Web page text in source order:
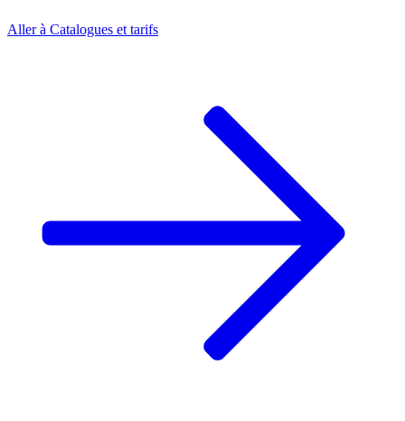
Aller à Catalogues et tarifs